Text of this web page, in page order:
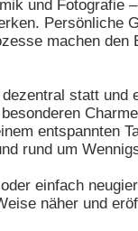
und Fotografie
Persönliche
machen den
statt und
entspannten
rund um
einfach
näher und